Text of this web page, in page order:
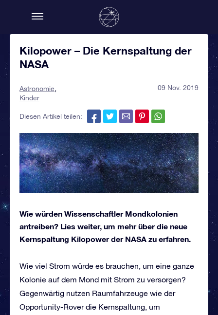
Kilopower – Die Kernspaltung der
NASA
Astronomie
Kinder
09 Nov. 2019
Diesen Artikel teilen:
Wie würden Wissenschaftler Mondkolonien
antreiben? Lies weiter, um mehr über die neue
Kernspaltung Kilopower der NASA zu erfahren.
Wie viel Strom würde es brauchen, um eine ganze
Kolonie auf dem Mond mit Strom zu versorgen?
Gegenwärtig nutzen Raumfahrzeuge wie der
Opportunity-Rover die Kernspaltung, um